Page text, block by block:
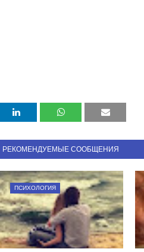
РЕКОМЕНДУЕМЫЕ СООБЩЕНИЯ
ПСИХОЛОГИЯ